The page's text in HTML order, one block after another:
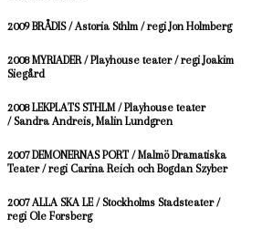
2009 BRÅDIS / Astoria Sthlm / regi Jon Holmberg
2008 MYRIADER / Playhouse teater / regi Joakim
Siegård
2008 LEKPLATS STHLM / Playhouse teater
/ Sandra Andreis, Malin Lundgren
2007 DEMONERNAS PORT / Malmö Dramatiska
Teater / regi Carina Reich och Bogdan Szyber
2007 ALLA SKA LE / Stockholms Stadsteater /
regi Ole Forsberg